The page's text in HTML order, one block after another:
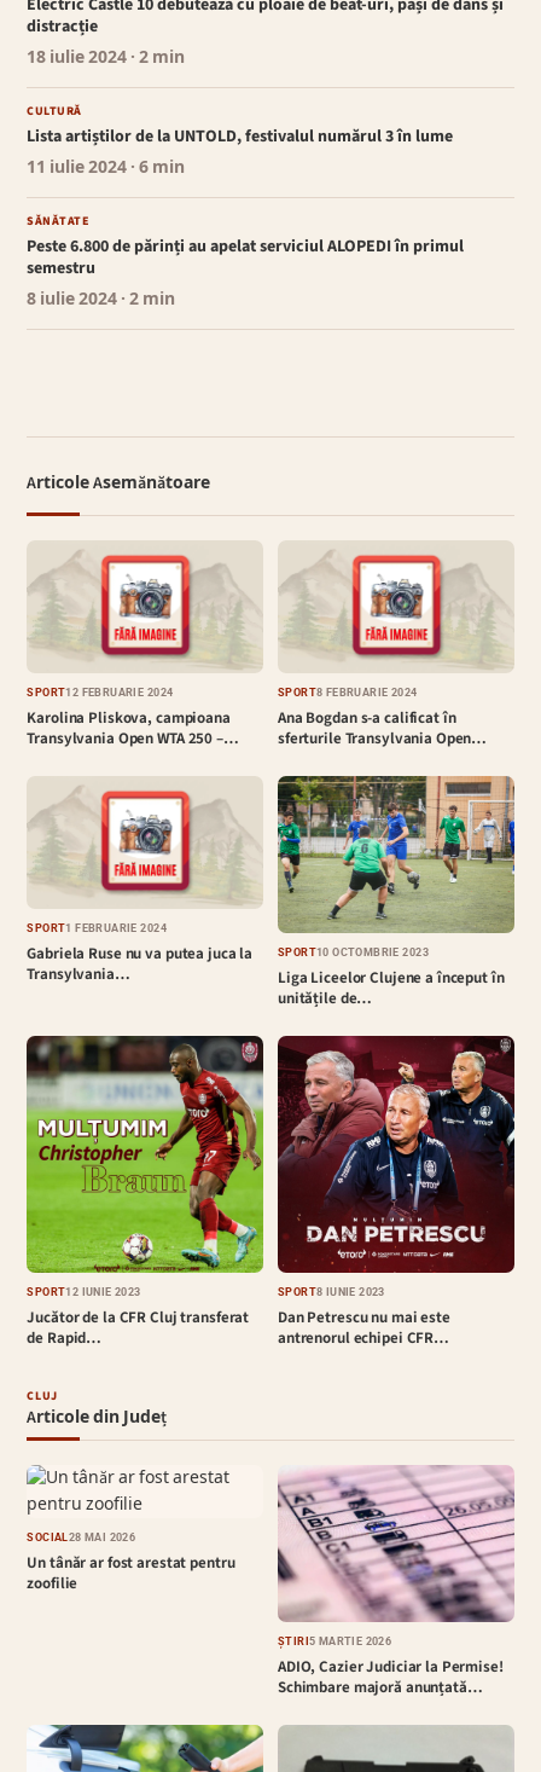
distracție
18 iulie 2024 · 2 min
CULTURĂ
Lista artiștilor de la UNTOLD, festivalul numărul 3 în lume
11 iulie 2024 · 6 min
SĂNĂTATE
Peste 6.800 de părinți au apelat serviciul ALOPEDI în primul
semestru
8 iulie 2024 · 2 min
Articole Asemănătoare
SPORT12 FEBRUARIE 2024
Karolina Pliskova, campioana
Transylvania Open WTA 250 –…
SPORT8 FEBRUARIE 2024
Ana Bogdan s-a calificat în
sferturile Transylvania Open…
SPORT1 FEBRUARIE 2024
Gabriela Ruse nu va putea juca la
Transylvania…
SPORT10 OCTOMBRIE 2023
Liga Liceelor Clujene a început în
unitățile de…
SPORT12 IUNIE 2023
Jucător de la CFR Cluj transferat
de Rapid…
SPORT8 IUNIE 2023
Dan Petrescu nu mai este
antrenorul echipei CFR…
CLUJ
Articole din Județ
SOCIAL 28 MAI 2026
Un tânăr ar fost arestat pentru
zoofilie
ȘTIRI5 MARTIE 2026
ADIO, Cazier Judiciar la Permise!
Schimbare majoră anunțată…